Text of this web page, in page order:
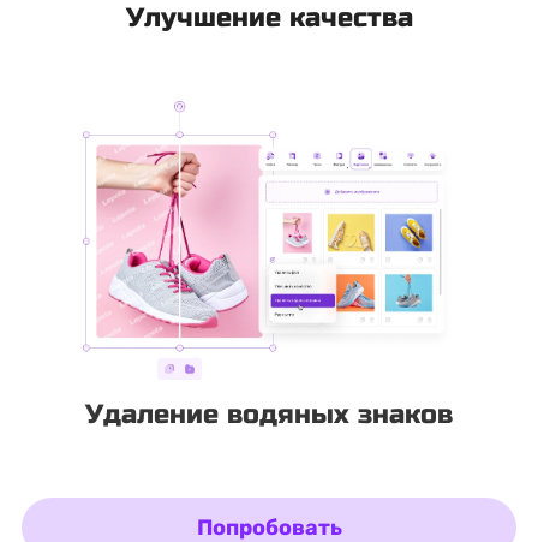
Улучшение качества
Удаление водяных знаков
Попробовать